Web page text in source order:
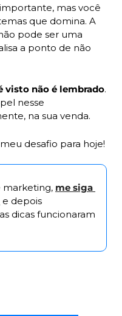
mas você
que domina. A
pode ser uma
a ponto de não
visto não é lembrado.
nesse
na sua venda.
desafio para hoje!
marketing, me siga
e depois
dicas funcionaram